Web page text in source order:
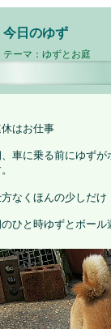
今日のゆず
テーマ： ゆずとお庭
はお仕事
車に乗る前にゆず
なくほんの少しだけ
ひと時ゆずとボール